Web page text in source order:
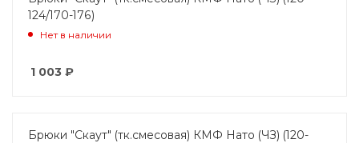
124/170-176)
Нет в наличии
1 003 ₽
Брюки "Скаут" (тк.смесовая) КМФ Нато (ЧЗ) (120-